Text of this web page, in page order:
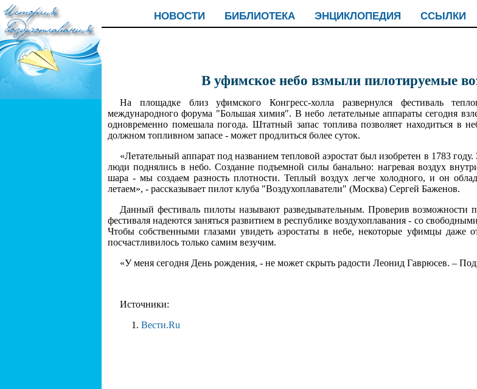
НОВОСТИ БИБЛИОТЕКА ЭНЦИКЛОПЕДИЯ ССЫЛКИ
В уфимское небо взмыли пилотируемые
На площадке близ уфимского Конгресс-холла развернулся фестиваль
международного форума "Большая химия". В небо летательные аппараты сегодня
одновременно помешала погода. Штатный запас топлива позволяет находиться в
должном топливном запасе - может продлиться более суток.
«Летательный аппарат под названием тепловой аэростат был изобретен в 1783
люди поднялись в небо. Создание подъемной силы банально: нагревая воздух
шара - мы создаем разность плотности. Теплый воздух легче холодного, и он
летаем», - рассказывает пилот клуба "Воздухоплаватели" (Москва) Сергей Баженов.
Данный фестиваль пилоты называют разведывательным. Проверив возможности
фестиваля надеются заняться развитием в республике воздухоплавания - со
Чтобы собственными глазами увидеть аэростаты в небе, некоторые уфимцы даже
посчастливилось только самим везучим.
«У меня сегодня День рождения, - не может скрыть радости Леонид Гаврюсев. –
Источники:
Вести.Ru